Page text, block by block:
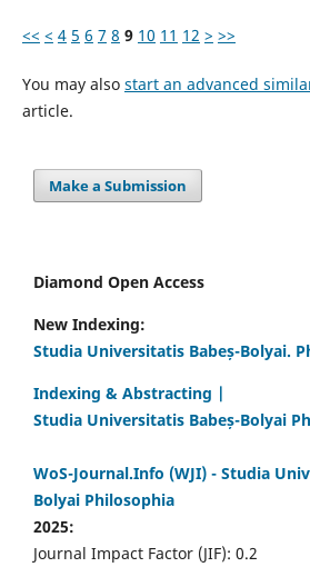
<< < 4 5 6 7 8 9 10 11 12 > >>
You may also start an advanced
article.
Make a Submission
Diamond Open Access
New Indexing:
Studia Universitatis Babeș-Bolyai.
Indexing & Abstracting |
Studia Universitatis Babeș-Bolyai
WoS-Journal.Info (WJI) - Studia
Bolyai Philosophia
2025:
Journal Impact Factor (JIF): 0.2